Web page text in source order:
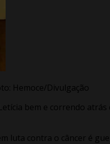
Hemoce/Divulgação
bem e correndo atrás
luta contra o câncer é